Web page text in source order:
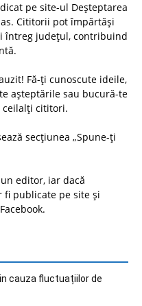
pe site-ul Deșteptarea
Cititorii pot împărtăși
întreg județul, contribuind
Fă-ți cunoscute ideile,
așteptările sau bucură-te
ceilalți cititori.
secțiunea „Spune-ți
editor, iar dacă
publicate pe site și
cauza fluctuațiilor de